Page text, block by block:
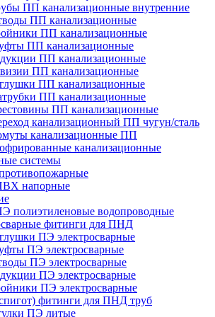
ПП канализационные внутренние
ПП канализационные
ПП канализационные
ПП канализационные
ПП канализационные
ПП канализационные
ПП канализационные
ПП канализационные
ПП канализационные
канализационный ПП чугун/сталь
канализационные ПП
канализационные
системы
напорные
полиэтиленовые водопроводные
фитинги для ПНД
ПЭ электросварные
ПЭ электросварные
ПЭ электросварные
ПЭ электросварные
ПЭ электросварные
фитинги для ПНД труб
ПЭ литые